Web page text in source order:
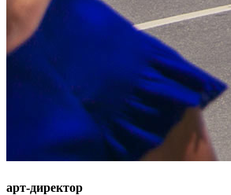
арт-директор